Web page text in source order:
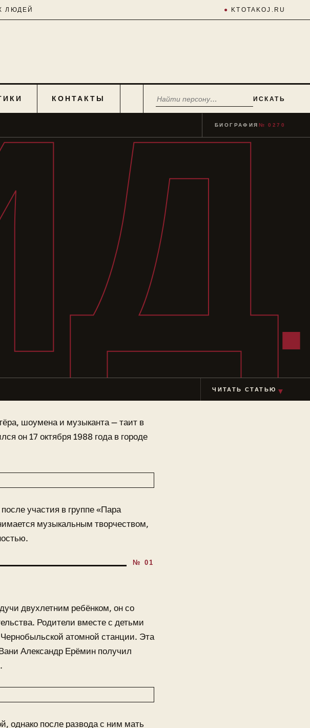
ЛЮДЕЙ ● KTOTAKOJ.RU
КОНТАКТЫ ИСКАТЬ
БИОГРАФИЯ № 0270
ЧИТАТЬ СТАТЬЮ ▼
шоумена и музыканта — таит в
он 17 октября 1988 года в городе
участия в группе «Пара
музыкальным творчеством,
двухлетним ребёнком, он со
Родители вместе с детьми
атомной станции. Эта
Александр Ерёмин получил
однако после развода с ним мать